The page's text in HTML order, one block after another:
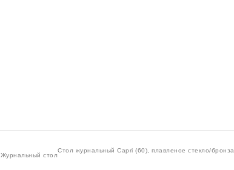
Журнальный стол
Стол журнальный Capri (60), плавленое стекло/бронза